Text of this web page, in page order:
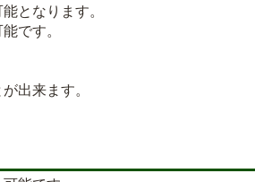
となります。
です。
出来ます。